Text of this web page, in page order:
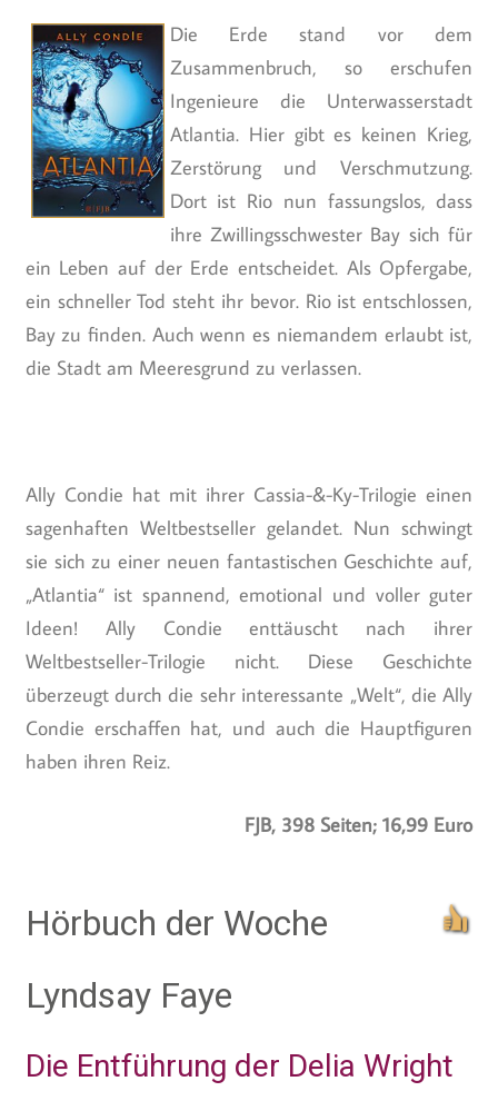
Die Erde stand vor dem
Zusammenbruch, so erschufen
Ingenieure die Unterwasserstadt
Atlantia. Hier gibt es keinen Krieg,
Zerstörung und Verschmutzung.
Dort ist Rio nun fassungslos, dass
ihre Zwillingsschwester Bay sich für
ein Leben auf der Erde entscheidet. Als Opfergabe,
ein schneller Tod steht ihr bevor. Rio ist entschlossen,
Bay zu finden. Auch wenn es niemandem erlaubt ist,
die Stadt am Meeresgrund zu verlassen.
Ally Condie hat mit ihrer Cassia-&-Ky-Trilogie einen
sagenhaften Weltbestseller gelandet. Nun schwingt
sie sich zu einer neuen fantastischen Geschichte auf,
„Atlantia“ ist spannend, emotional und voller guter
Ideen! Ally Condie enttäuscht nach ihrer
Weltbestseller-Trilogie nicht. Diese Geschichte
überzeugt durch die sehr interessante „Welt“, die Ally
Condie erschaffen hat, und auch die Hauptfiguren
haben ihren Reiz.
FJB, 398 Seiten; 16,99 Euro
Hörbuch der Woche
Lyndsay Faye
Die Entführung der Delia Wright